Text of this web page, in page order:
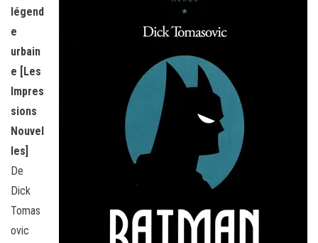
légend
e
urbain
e [Les
Impres
sions
Nouvel
les]
De
Dick
Tomas
ovic